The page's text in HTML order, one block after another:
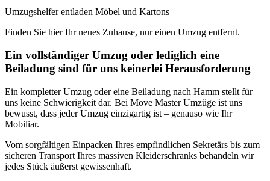
Umzugshelfer entladen Möbel und Kartons
Finden Sie hier Ihr neues Zuhause, nur einen Umzug entfernt.
Ein vollständiger Umzug oder lediglich eine
Beiladung sind für uns keinerlei Herausforderung
Ein kompletter Umzug oder eine Beiladung nach Hamm stellt für
uns keine Schwierigkeit dar. Bei Move Master Umzüge ist uns
bewusst, dass jeder Umzug einzigartig ist – genauso wie Ihr
Mobiliar.
Vom sorgfältigen Einpacken Ihres empfindlichen Sekretärs bis zum
sicheren Transport Ihres massiven Kleiderschranks behandeln wir
jedes Stück äußerst gewissenhaft.